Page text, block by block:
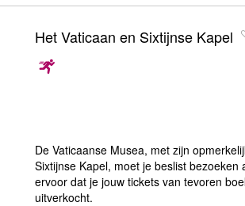
Het Vaticaan en Sixtijnse Kapel
De Vaticaanse Musea, met zijn
Sixtijnse Kapel, moet je beslist bezoeken
ervoor dat je jouw tickets van tevoren
uitverkocht.